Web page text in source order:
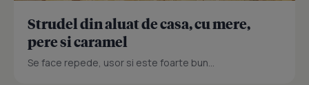
Strudel din aluat de casa, cu mere,
pere si caramel
Se face repede, usor si este foarte bun...